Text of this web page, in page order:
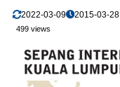
2022-03-09 2015-03-28
499 views